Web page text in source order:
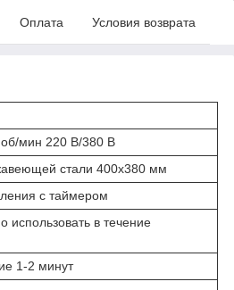
Оплата Условия возврата
мин 220 В/380 В
стали 400х380 мм
с таймером
в течение
1-2 минут